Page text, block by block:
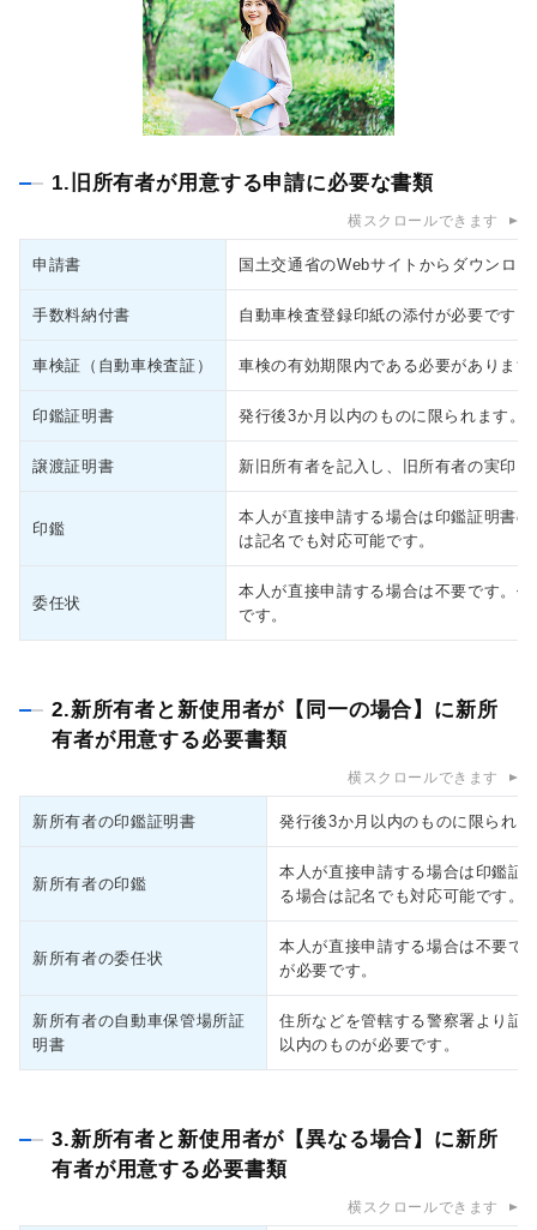
1.旧所有者が用意する申請に必要な書類
横スクロールできます
申請書 国土交通省のWebサイトからダウンロ
手数料納付書 自動車検査登録印紙の添付が必要です。
車検証（自動車検査証） 車検の有効期限内である必要があります
印鑑証明書 発行後3か月以内のものに限られます。
譲渡証明書 新旧所有者を記入し、旧所有者の実印
印鑑
本人が直接申請する場合は印鑑証明書
は記名でも対応可能です。
委任状
本人が直接申請する場合は不要です。
です。
2.新所有者と新使用者が【同一の場合】に新所
有者が用意する必要書類
横スクロールできます
新所有者の印鑑証明書 発行後3か月以内のものに限られ
新所有者の印鑑
本人が直接申請する場合は印鑑証
る場合は記名でも対応可能です。
新所有者の委任状
本人が直接申請する場合は不要で
が必要です。
新所有者の自動車保管場所証
明書
住所などを管轄する警察署より証
以内のものが必要です。
3.新所有者と新使用者が【異なる場合】に新所
有者が用意する必要書類
横スクロールできます